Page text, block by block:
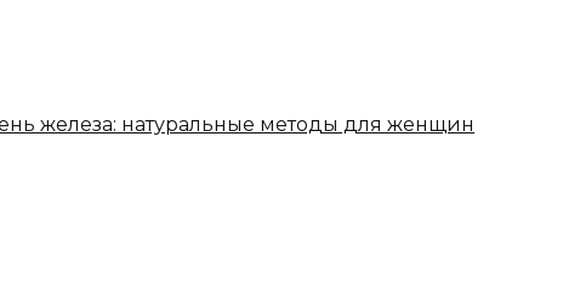
железа: натуральные методы для женщин